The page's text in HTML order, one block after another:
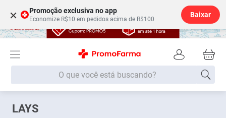
× Promoção exclusiva no app
Economize R$10 em pedidos acima de R$100
Baixar
O que você está buscando?
LAYSTermos mais buscados